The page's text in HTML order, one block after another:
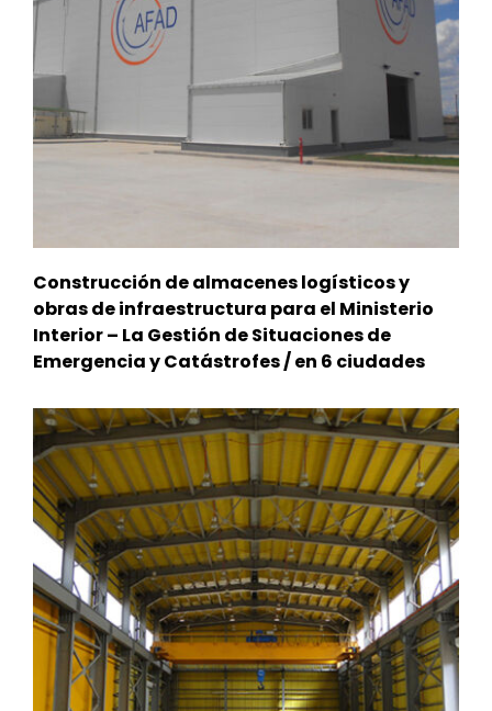
Construcción de almacenes logísticos y
obras de infraestructura para el Ministerio
Interior – La Gestión de Situaciones de
Emergencia y Catástrofes / en 6 ciudades